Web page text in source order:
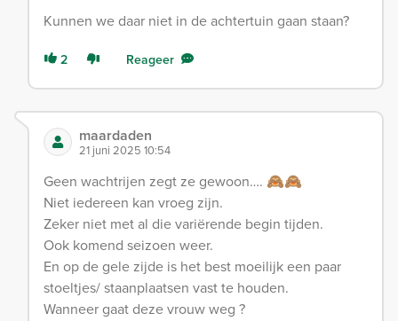
Kunnen we daar niet in de achtertuin gaan staan?
2 Reageer
maardaden
21 juni 2025 10:54
Geen wachtrijen zegt ze gewoon…. 🙈🙈
Niet iedereen kan vroeg zijn.
Zeker niet met al die variërende begin tijden.
Ook komend seizoen weer.
En op de gele zijde is het best moeilijk een paar
stoeltjes/ staanplaatsen vast te houden.
Wanneer gaat deze vrouw weg ?